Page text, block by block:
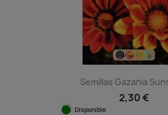
Semillas Gazania
2,30 €
Disponible